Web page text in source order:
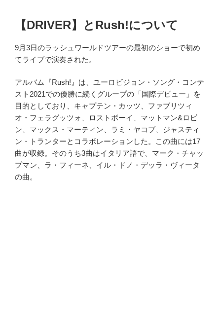
【DRIVER】とRush!について
9月3日のラッシュワールドツアーの最初のショーで初め
てライブで演奏された。
アルバム『Rush!』は、ユーロビジョン・ソング・コンテ
スト2021での優勝に続くグループの「国際デビュー」を
目的としており、キャプテン・カッツ、ファブリツィ
オ・フェラグッツォ、ロストボーイ、マットマン&ロビ
ン、マックス・マーティン、ラミ・ヤコブ、ジャスティ
ン・トランターとコラボレーションした。この曲には17
曲が収録。そのうち3曲はイタリア語で、マーク・チャッ
プマン、ラ・フィーネ、イル・ドノ・デッラ・ヴィータ
の曲。